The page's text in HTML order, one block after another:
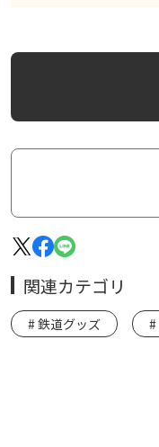
関連カテゴリ
鉄道グッズ